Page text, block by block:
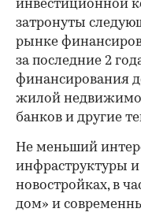
инвестиционной
затронуты
рынке
за последние 2
финансирования
жилой
банков и другие
Не меньший
инфраструктуры
новостройках, в
дом» и